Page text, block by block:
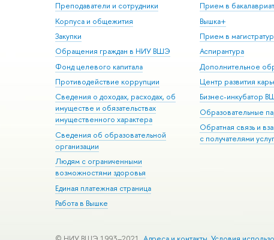
Преподаватели и сотрудники
Корпуса и общежития
Закупки
Обращения граждан в НИУ ВШЭ
Фонд целевого капитала
Противодействие коррупции
Сведения о доходах, расходах, об
имуществе и обязательствах
имущественного характера
Сведения об образовательной
организации
Людям с ограниченными
возможностями здоровья
Единая платежная страница
Работа в Вышке
Прием в
Вышка+
Прием в
Аспирантура
Дополнительное
Центр развития
Бизнес-инкубатор
Образовательные
Обратная связь и
с получателями услуг